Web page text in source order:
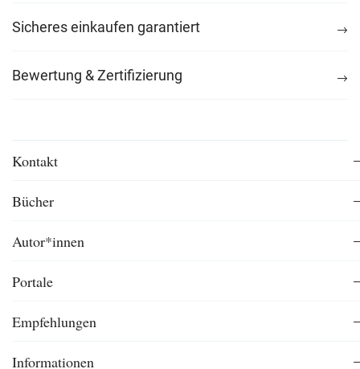
Sicheres einkaufen garantiert
Bewertung & Zertifizierung
Kontakt
Bücher
Autor*innen
Portale
Empfehlungen
Informationen